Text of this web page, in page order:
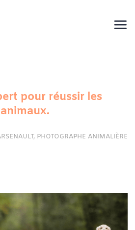
pour réussir les
PHOTOGRAPHE ANIMALIÈRE